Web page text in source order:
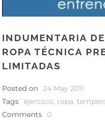
INDUMENTARIA
ROPA TÉCNICA
LIMITADAS
Posted on 24 May 2011
Tags ejercicio, ropa,
Comments
0